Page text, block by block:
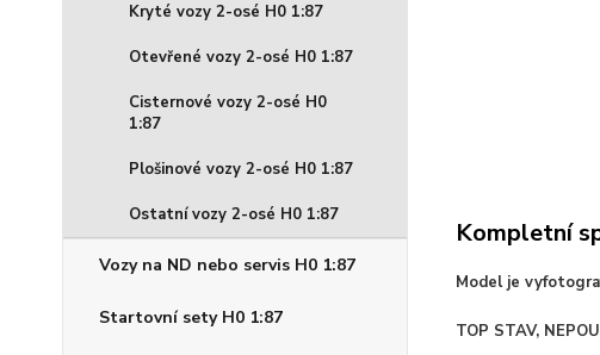
Kryté vozy 2-osé H0 1:87
Otevřené vozy 2-osé H0 1:87
Cisternové vozy 2-osé H0
1:87
Plošinové vozy 2-osé H0 1:87
Ostatní vozy 2-osé H0 1:87
Vozy na ND nebo servis H0 1:87
Startovní sety H0 1:87
Kompletní
Model je
TOP STAV,